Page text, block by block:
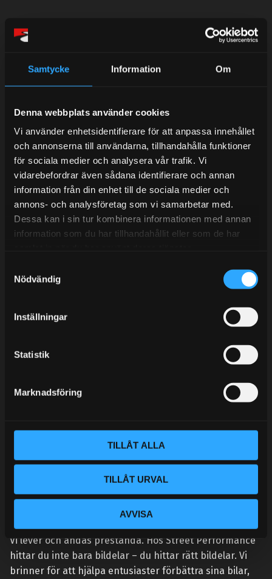
Samtycke Information Om
Denna webbplats använder cookies
Vi använder enhetsidentifierare för att anpassa innehållet
och annonserna till användarna, tillhandahålla funktioner
för sociala medier och analysera vår trafik. Vi
vidarebefordrar även sådana identifierare och annan
information från din enhet till de sociala medier och
annons- och analysföretag som vi samarbetar med.
Dessa kan i sin tur kombinera informationen med annan
information som du har tillhandahållit eller som de har
Nödvändig
Inställningar
Statistik
Marknadsföring
TILLÅT ALLA
TILLÅT URVAL
AVVISA
Semestertider.
Under V.27 - V.33 nås vi enbart på mejl. Ordrar skickas
Mån-Tors: 10:30-15:00
Lunchstängt 12:00-13:00
Tel: 031- 51 66 60
E-post:info@streetperformance.se
KONTAKTA OSS
MINA SIDOR
VÅR AFFÄRSIDÉ ÄR ENKEL:
Vi lever och andas prestanda. Hos Street Performance
hittar du inte bara bildelar – du hittar rätt bildelar. Vi
brinner för att hjälpa entusiaster förbättra sina bilar,